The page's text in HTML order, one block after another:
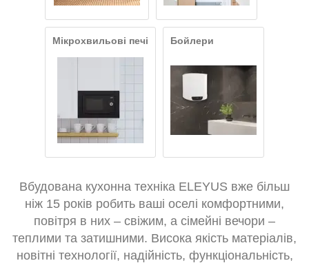
Мікрохвильові печі Бойлери
Вбудована кухонна техніка ELEYUS вже більш
ніж 15 років робить ваші оселі комфортними,
повітря в них – свіжим, а сімейні вечори –
теплими та затишними. Висока якість матеріалів,
новітні технології, надійність, функціональність,